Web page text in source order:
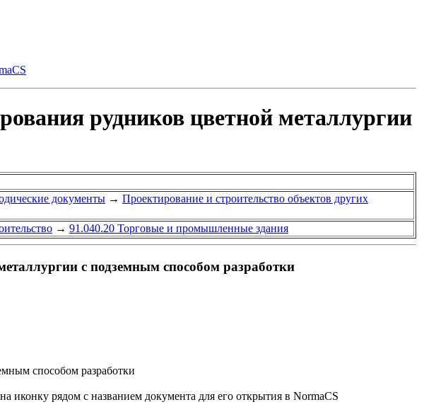
рудников цветной металлургии
документы → Проектирование и строительство объектов других
→ 91.040.20 Торговые и промышленные здания
с подземным способом разработки
способом разработки
иконку рядом с названием документа для его открытия в NormaCS